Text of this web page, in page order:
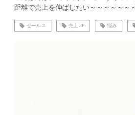
距離で売上を伸ばしたい～～～～～～
セールス 売上UP 悩み